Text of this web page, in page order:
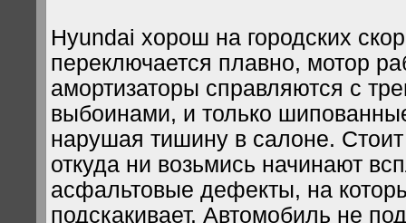
Hyundai хорош на городских
переключается плавно, мотор
амортизаторы справляются с
выбоинами, и только
нарушая тишину в салоне. Стоит
откуда ни возьмись начинают
асфальтовые дефекты, на
подскакивает. Автомобиль не